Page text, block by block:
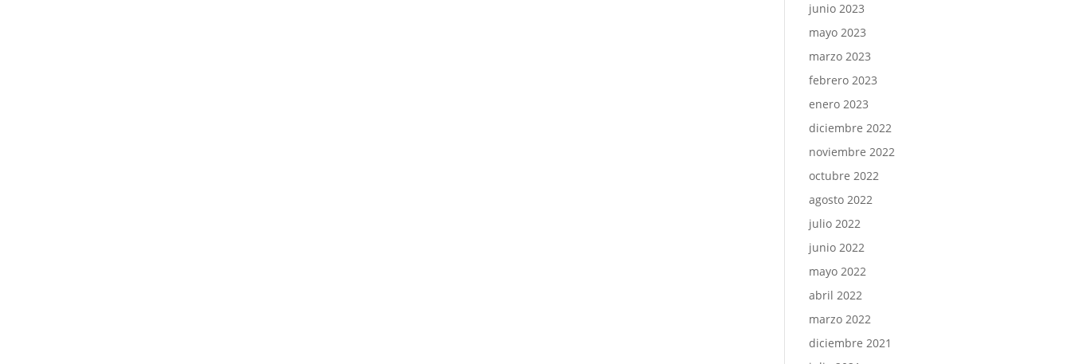
junio 2023
mayo 2023
marzo 2023
febrero 2023
enero 2023
diciembre 2022
noviembre 2022
octubre 2022
agosto 2022
julio 2022
junio 2022
mayo 2022
abril 2022
marzo 2022
diciembre 2021